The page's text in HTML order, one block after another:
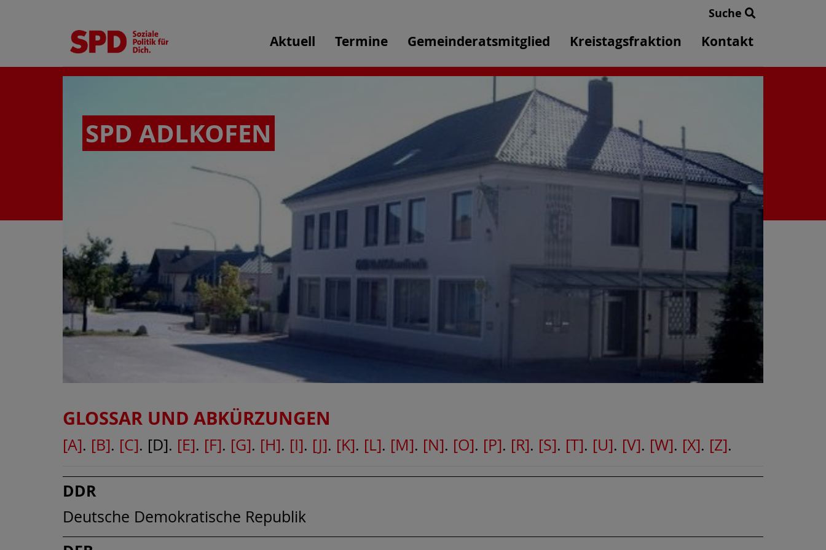
Suche
Aktuell Termine Gemeinderatsmitglied Kreistagsfraktion Kontakt
SPD ADLKOFEN
GLOSSAR UND ABKÜRZUNGEN
[A]. [B]. [C]. [D]. [E]. [F]. [G]. [H]. [I]. [J]. [K]. [L]. [M]. [N]. [O]. [P]. [R]. [S]. [T]. [U]. [V]. [W]. [X]. [Z].
DDR
Deutsche Demokratische Republik